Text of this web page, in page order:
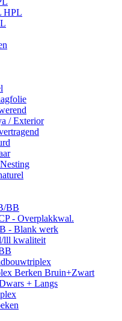
HPL
/ Exterior
BB
- Overplakkwal.
- Blank werk
lll kwaliteit
Berken Bruin+Zwart
+ Langs